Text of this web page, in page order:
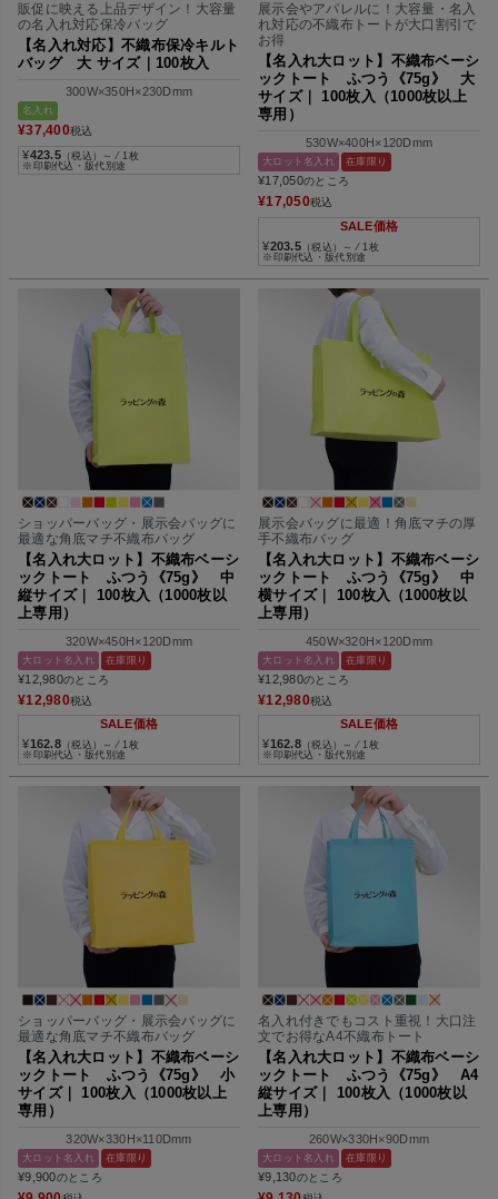
販促に映える上品デザイン！大容量
の名入れ対応保冷バッグ
【名入れ対応】不織布保冷キルト
バッグ 大 サイズ｜100枚入
300W×350H×230Dmm
名入れ
¥37,400税込
¥423.5 （税込）～ ⁄ 1枚
※印刷代込・版代別途
展示会やアパレルに！大容量・名入
れ対応の不織布トートが大口割引で
お得
【名入れ大ロット】不織布ベーシ
ックトート ふつう《75g》 大
サイズ｜ 100枚入（1000枚以上
専用）
530W×400H×120Dmm
大ロット名入れ 在庫限り
¥17,050のところ
¥17,050税込
SALE価格
¥203.5 （税込）～ ⁄ 1枚
※印刷代込・版代別途
ショッパーバッグ・展示会バッグに
最適な角底マチ不織布バッグ
【名入れ大ロット】不織布ベーシ
ックトート ふつう《75g》 中
縦サイズ｜ 100枚入（1000枚以
上専用）
320W×450H×120Dmm
大ロット名入れ 在庫限り
¥12,980のところ
¥12,980税込
SALE価格
¥162.8 （税込）～ ⁄ 1枚
※印刷代込・版代別途
展示会バッグに最適！角底マチの厚
手不織布バッグ
【名入れ大ロット】不織布ベーシ
ックトート ふつう《75g》 中
横サイズ｜ 100枚入（1000枚以
上専用）
450W×320H×120Dmm
大ロット名入れ 在庫限り
¥12,980のところ
¥12,980税込
SALE価格
¥162.8 （税込）～ ⁄ 1枚
※印刷代込・版代別途
ショッパーバッグ・展示会バッグに
最適な角底マチ不織布バッグ
【名入れ大ロット】不織布ベーシ
ックトート ふつう《75g》 小
サイズ｜ 100枚入（1000枚以上
専用）
320W×330H×110Dmm
大ロット名入れ 在庫限り
¥9,900のところ
名入れ付きでもコスト重視！大口注
文でお得なA4不織布トート
【名入れ大ロット】不織布ベーシ
ックトート ふつう《75g》 A4
縦サイズ｜ 100枚入（1000枚以
上専用）
260W×330H×90Dmm
大ロット名入れ 在庫限り
¥9,130のところ